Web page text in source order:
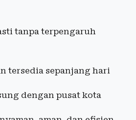
tanpa terpengaruh
tersedia sepanjang hari
dengan pusat kota